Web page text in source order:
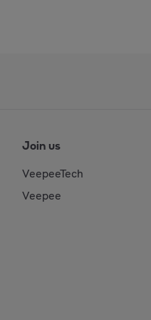
Join us
VeepeeTech
Veepee